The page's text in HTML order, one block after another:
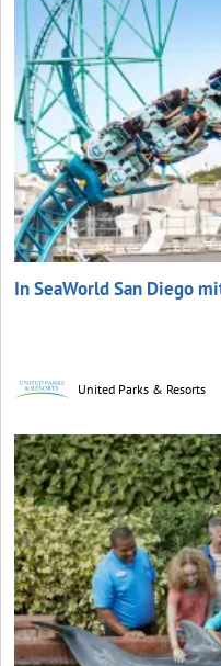
In SeaWorld San Diego
United Parks & Resorts